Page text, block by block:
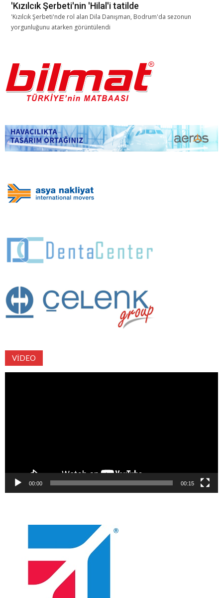
'Kızılcık Şerbeti'nin 'Hilal'i tatilde
'Kızılcık Şerbeti'nde rol alan Dila Danışman, Bodrum'da sezonun
yorgunluğunu atarken görüntülendi
VIDEO
00:00 00:15